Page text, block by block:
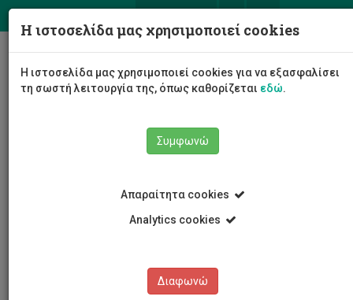
Η ιστοσελίδα μας χρησιμοποιεί cookies
Η ιστοσελίδα μας χρησιμοποιεί cookies για να εξασφαλίσει
τη σωστή λειτουργία της, όπως καθορίζεται εδώ.
Συμφωνώ
Απαραίτητα cookies
Analytics cookies
Διαφωνώ